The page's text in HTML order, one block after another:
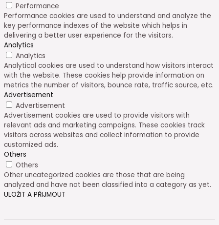
Performance
Performance cookies are used to understand and analyze the
key performance indexes of the website which helps in
delivering a better user experience for the visitors.
Analytics
Analytics
Analytical cookies are used to understand how visitors interact
with the website. These cookies help provide information on
metrics the number of visitors, bounce rate, traffic source, etc.
Advertisement
Advertisement
Advertisement cookies are used to provide visitors with
relevant ads and marketing campaigns. These cookies track
visitors across websites and collect information to provide
customized ads.
Others
Others
Other uncategorized cookies are those that are being
analyzed and have not been classified into a category as yet.
ULOŽIT A PŘIJMOUT